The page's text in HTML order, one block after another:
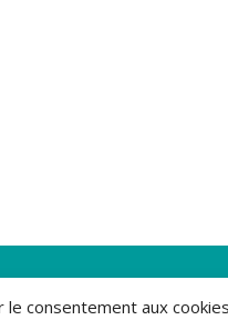
le consentement aux cookies